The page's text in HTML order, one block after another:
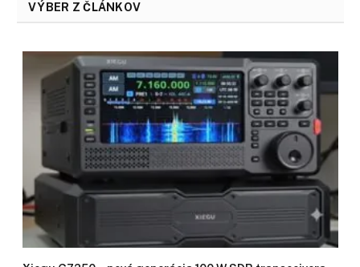
VÝBER Z ČLÁNKOV